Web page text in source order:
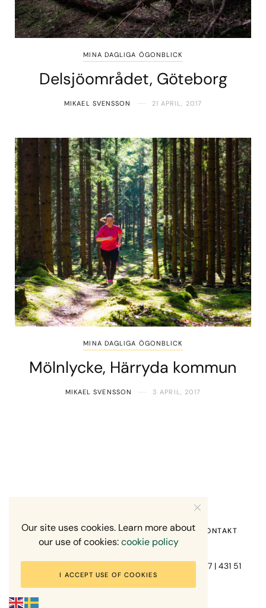
MINA DAGLIGA ÖGONBLICK
Delsjöområdet, Göteborg
MIKAEL SVENSSON 21 APRIL, 2017
MINA DAGLIGA ÖGONBLICK
Mölnlycke, Härryda kommun
MIKAEL SVENSSON 3 APRIL, 2017
Fotograf Mikael Svensson | Gundefjällsgatan 407 | 431 51
Mölndal | +46-70-7671863
HEM OM MIG RECENSION OM MIG KONTAKT
Our site uses cookies. Learn more about
our use of cookies:cookie policy
I ACCEPT USE OF COOKIES